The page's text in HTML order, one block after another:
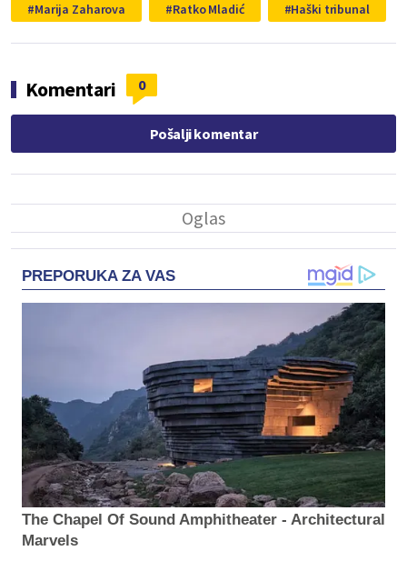
Marija Zaharova Ratko Mladić Haški tribunal
Komentari 0
Pošalji komentar
PREPORUKA ZA VAS
The Chapel Of Sound Amphitheater - Architectural
Marvels